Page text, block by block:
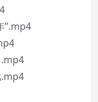
”.mp4